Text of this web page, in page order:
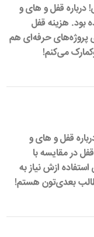
درباره قفل و های و
بود. هزینه قفل
پروژه‌های حرفه‌ای هم
می‌کنم!
قفل و های و
در مقایسه با
ازش نیاز به
بعدی‌تون هستم!